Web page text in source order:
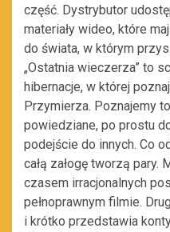
część. Dystrybutor
materiały wideo, które
do świata, w którym
„Ostatnia wieczerza” to
hibernacje, w której
Przymierza. Poznajemy
powiedziane, po prostu
podejście do innych. Co
całą załogę tworzą pary.
czasem irracjonalnych
pełnoprawnym filmie.
i krótko przedstawia